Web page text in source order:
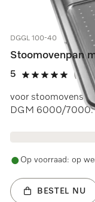
DGGL 100-40
Stoomovenpan
5
5 sterren op 5
(6
voor stoomovens
DGM 6000/7000.
Op voorraad: op
BESTEL NU